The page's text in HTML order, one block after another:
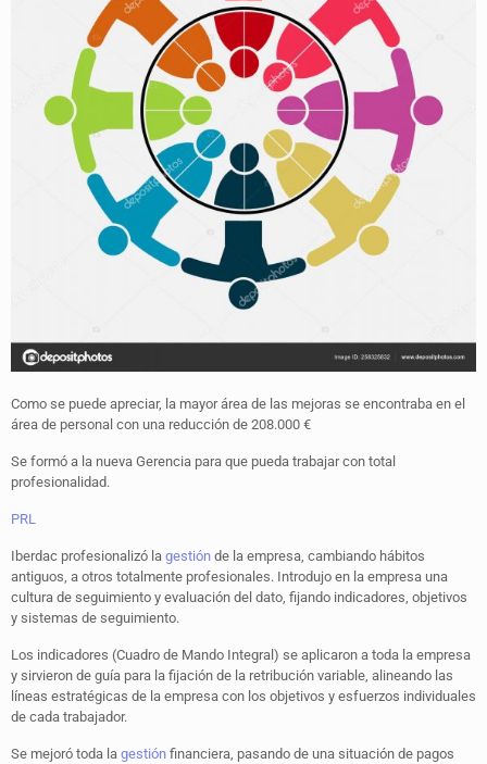
Como se puede apreciar, la mayor área de las mejoras se encontraba en el
área de personal con una reducción de 208.000 €
Se formó a la nueva Gerencia para que pueda trabajar con total
profesionalidad.
PRL
Iberdac profesionalizó la gestión de la empresa, cambiando hábitos
antiguos, a otros totalmente profesionales. Introdujo en la empresa una
cultura de seguimiento y evaluación del dato, fijando indicadores, objetivos
y sistemas de seguimiento.
Los indicadores (Cuadro de Mando Integral) se aplicaron a toda la empresa
y sirvieron de guía para la fijación de la retribución variable, alineando las
líneas estratégicas de la empresa con los objetivos y esfuerzos individuales
de cada trabajador.
Se mejoró toda la gestión financiera, pasando de una situación de pagos